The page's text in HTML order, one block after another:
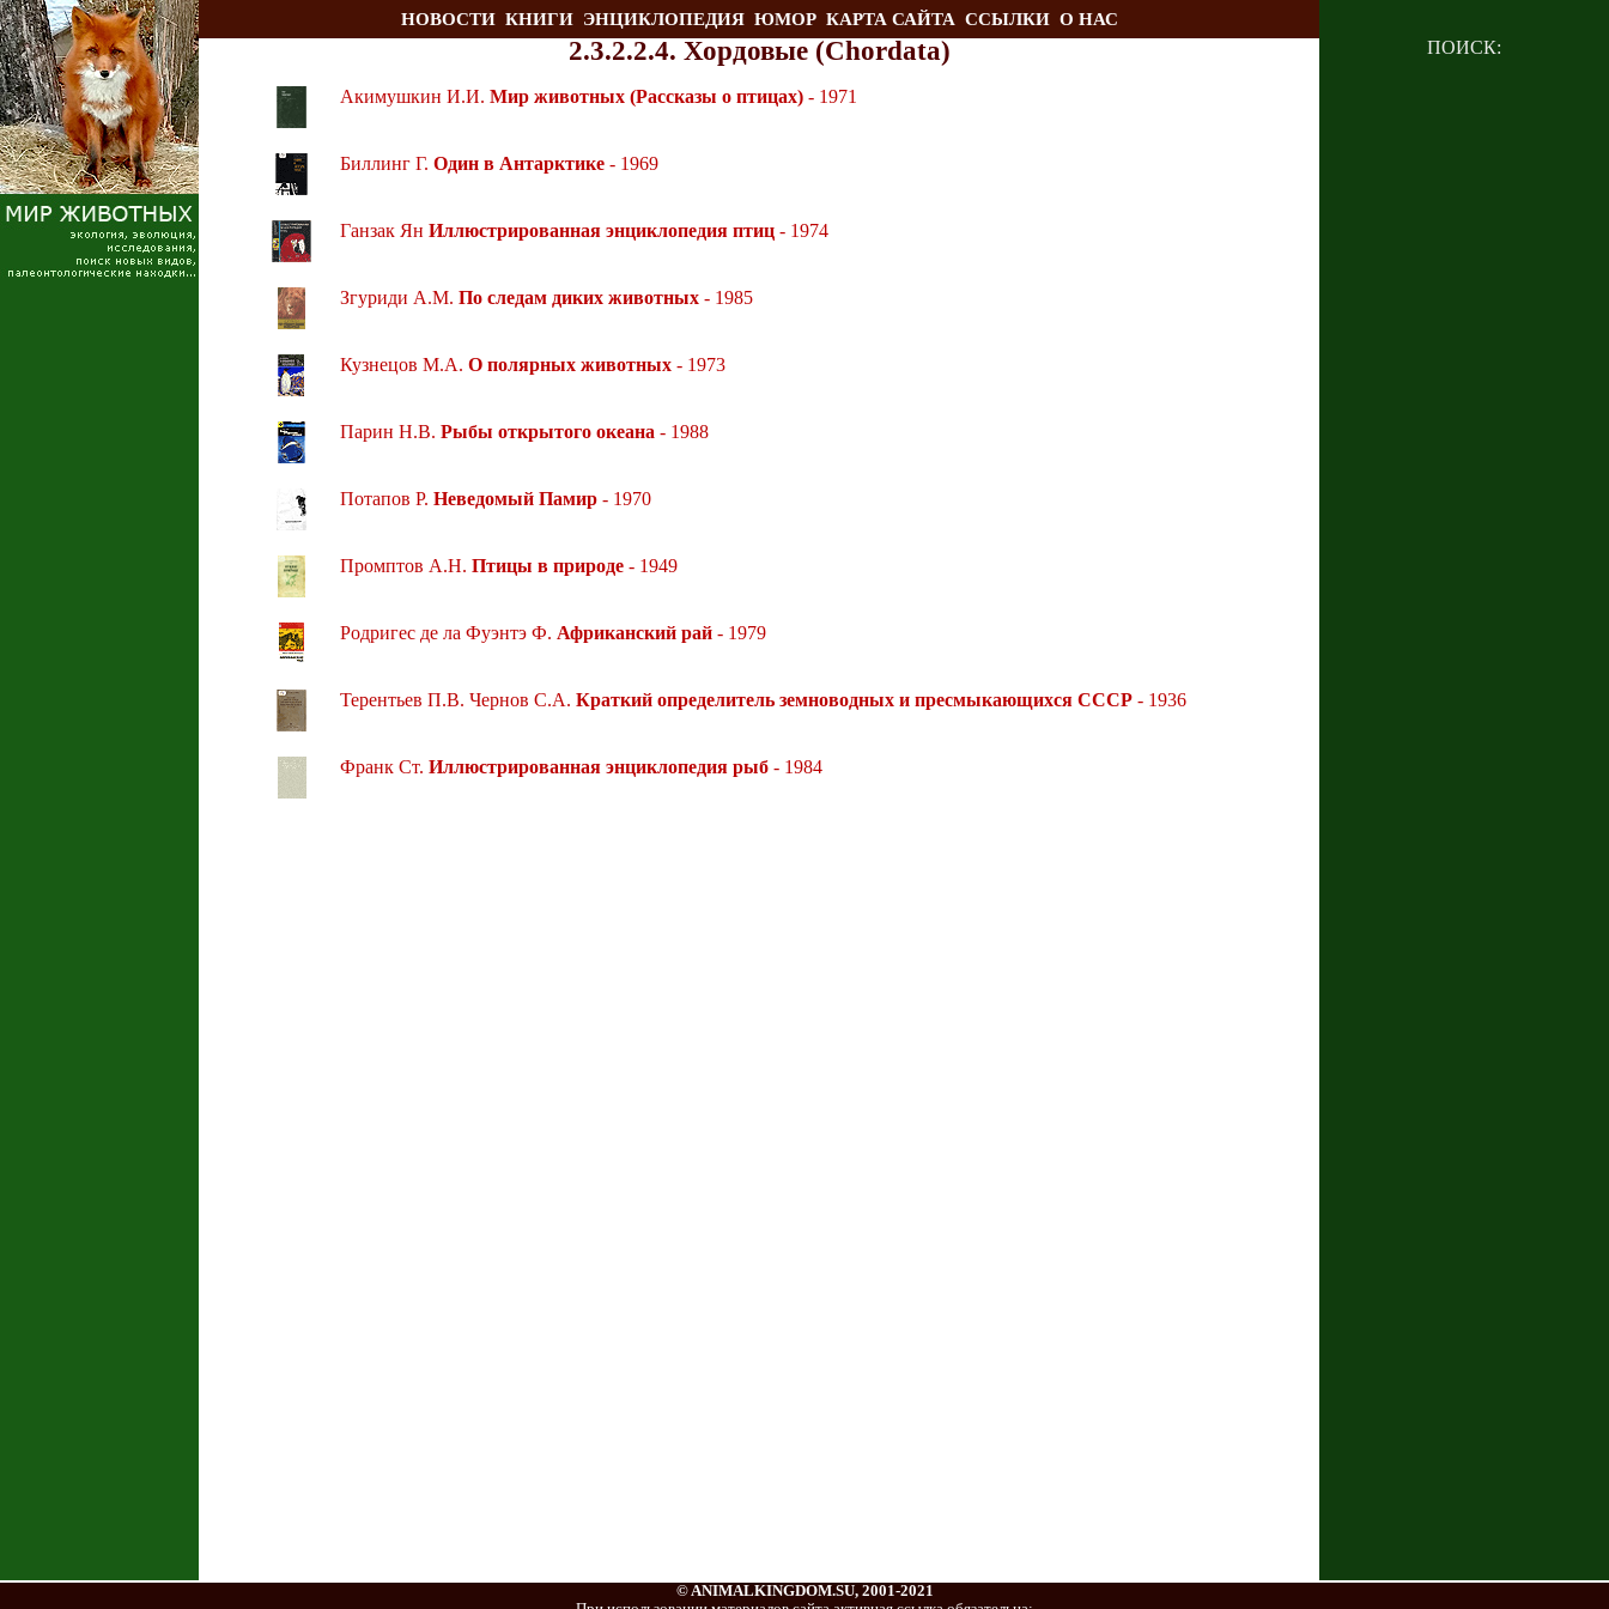
НОВОСТИ КНИГИ ЭНЦИКЛОПЕДИЯ ЮМОР КАРТА САЙТА ССЫЛКИ О НАС
2.3.2.2.4. Хордовые (Chordata)
Акимушкин И.И. Мир животных (Рассказы о птицах) - 1971
Биллинг Г. Один в Антарктике - 1969
Ганзак Ян Иллюстрированная энциклопедия птиц - 1974
Згуриди А.М. По следам диких животных - 1985
Кузнецов М.А. О полярных животных - 1973
Парин Н.В. Рыбы открытого океана - 1988
Потапов Р. Неведомый Памир - 1970
Промптов А.Н. Птицы в природе - 1949
Родригес де ла Фуэнтэ Ф. Африканский рай - 1979
Терентьев П.В. Чернов С.А. Краткий определитель земноводных и пресмыкающихся СССР - 1936
Франк Ст. Иллюстрированная энциклопедия рыб - 1984
ПОИСК:
© ANIMALKINGDOM.SU, 2001-2021